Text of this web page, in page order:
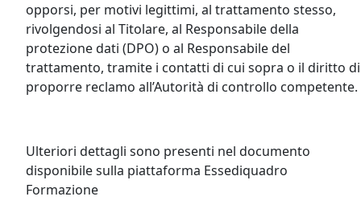
opporsi, per motivi legittimi, al trattamento stesso,
rivolgendosi al Titolare, al Responsabile della
protezione dati (DPO) o al Responsabile del
trattamento, tramite i contatti di cui sopra o il diritto di
proporre reclamo all’Autorità di controllo competente.
Ulteriori dettagli sono presenti nel documento
disponibile sulla piattaforma Essediquadro
Formazione